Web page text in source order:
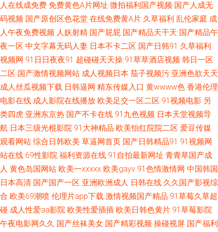
桃色 九九国模色图 狼人综合婷婷五月 免费在线电影色色 四虎影城库 亚洲爱
爱爱含羞草 伊人老婆大香蕉 1024微拍 91熟女爱爱 大香蕉操逼网站 国产精
品第5页 黄色精品免费 久草作爱 日韩AV资源网 网站黄αva 亚洲操逼艺术 91
狼友网操操 97人妻在线观看 超碰人人9 福利姬导航 国产午夜在线 黄色福利
社毛茸茸 狼友在线视频91 日本情色1区2区 少妇后入中出 午夜福利丝袜人妻
尤物影视 97人人妻人人操 变态另类网 传媒精品国产9 国产极品久久 久草免
费福利站 男人天堂av 青青草色91婷婷 日韩免费观看一级 亚洲午夜居场 91免
费网页链接 av红绿首页 超碰老湿机 国产1页 韩日中无码视频 欧美人人色 日
韩成人一区 性生活A级视频 91大神在线看 www九九 豆花视频无码福利 韩日
人在线成免费 免费黄色A片网址 微拍福利国产视频 国产人成无
码视频 国产原创区色花堂 在线免费黄A片 久草福利 乱伦家庭 成
人午夜免费视频 人妖射精 国产屁屁 国产精品天干天 国产精品午
夜一区 中文字幕无码人妻 日本不卡二区 国产日韩91 久草福利
视频网 91日日夜夜91 超碰碰天天操 91草草酒店视频 韩日一区
二区 国产激情视频网站 成人视频日本 茄子视频污 亚洲色欲天天
成人丝瓜视频下载 日韩逼网 精东传媒入口 黄wwww色 香港伦理
电影在线 成人影院在线播放 欧美足交一区二区 91视频电影 另
类四虎 亚洲东京热 国产不卡在线 91九色视频 日本天堂视频导
航 日本三级光棍影院 91大神精品 欧美怡红院院二区 爱豆传媒
观看网站 综合日韩欧美 草逼网首页 国产日韩精品91 91视频网
站在线 69性影院 福利资源在线 91自拍最新网址 青青草国产成
人 黄色岛国网站 欧美一xxxxx 欧美gayv 91色情激情网 中国韩国
日本高清 国产国产一区 亚洲欧洲成人 日韩在线 久久国产影视综
合 欧美69潮喷 伦理片app下载 激情视频国产精品 91草莓久草超
碰 成人性爱aa影院 欧美性爱插插 欧美日韩色黄片 91草莓影院
午夜电影网久久 国产丝袜美女 国产精彩视频 操碰视屏 国产福利